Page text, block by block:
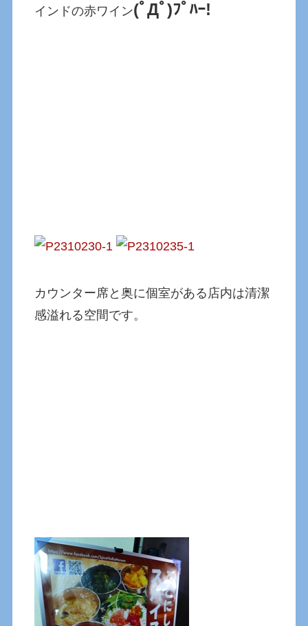
インドの赤ワイン(ﾟДﾟ)ﾌﾟﾊｰ!
カウンター席と奥に個室がある店内は清潔
感溢れる空間です。